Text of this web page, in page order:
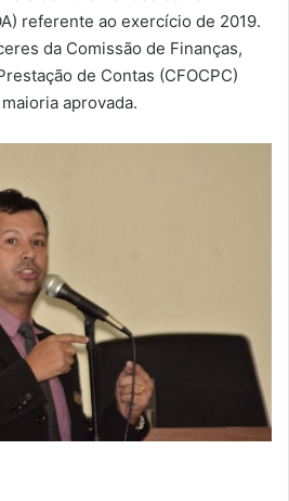
referente ao exercício de 2019.
da Comissão de Finanças,
de Contas (CFOCPC)
aprovada.